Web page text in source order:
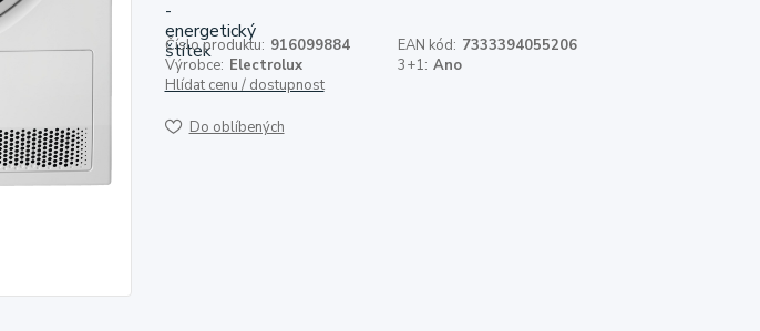
Číslo produktu: 916099884 EAN kód: 7333394055206
Výrobce: Electrolux 3+1: Ano
Hlídat cenu / dostupnost
Do oblíbených